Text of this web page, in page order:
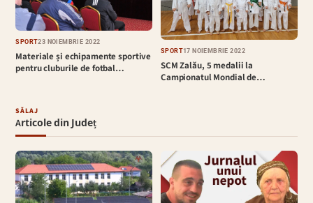
SPORT23 NOIEMBRIE 2022
Materiale și echipamente sportive
pentru cluburile de fotbal…
SPORT17 NOIEMBRIE 2022
SCM Zalău, 5 medalii la
Campionatul Mondial de…
SĂLAJ
Articole din Județ